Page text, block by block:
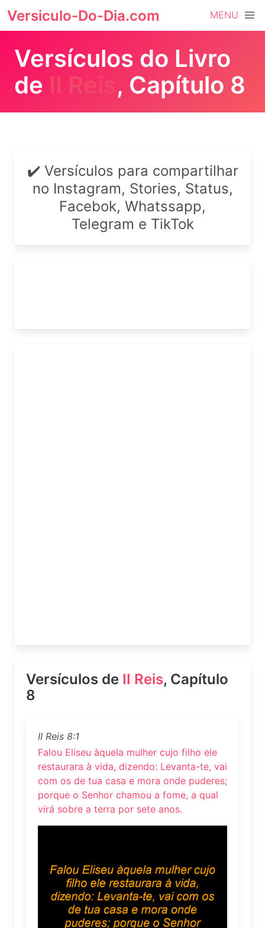
Versiculo-Do-Dia.com MENU
Versículos do Livro
de II Reis , Capítulo 8
✔️ Versículos para compartilhar
no Instagram, Stories, Status,
Facebok, Whatssapp,
Telegram e TikTok
Versículos de II Reis, Capítulo
8
II Reis 8:1
Falou Eliseu àquela mulher cujo filho ele
restaurara à vida, dizendo: Levanta-te, vai
com os de tua casa e mora onde puderes;
porque o Senhor chamou a fome, a qual
virá sobre a terra por sete anos.